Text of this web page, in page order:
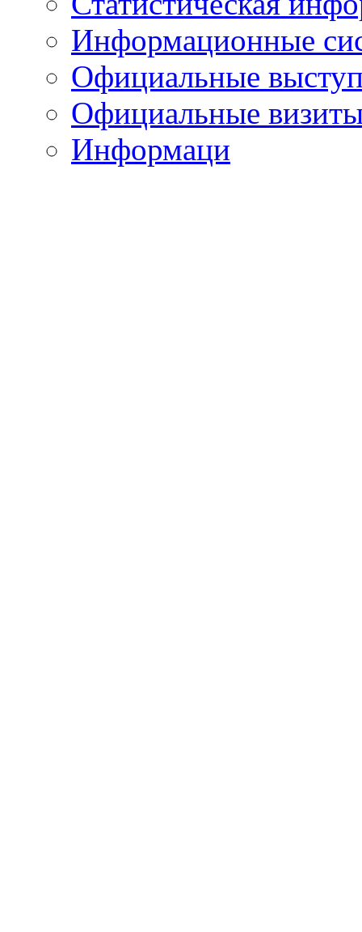
Информационные
Официальные
Официальные
Информаци